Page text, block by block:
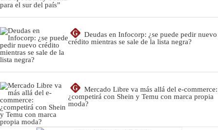
G
Deudas en Infocorp: ¿se puede pedir nuevo
crédito mientras se sale de la lista negra?
G
Mercado Libre va más allá del e-commerce:
¿competirá con Shein y Temu con marca propia
moda?